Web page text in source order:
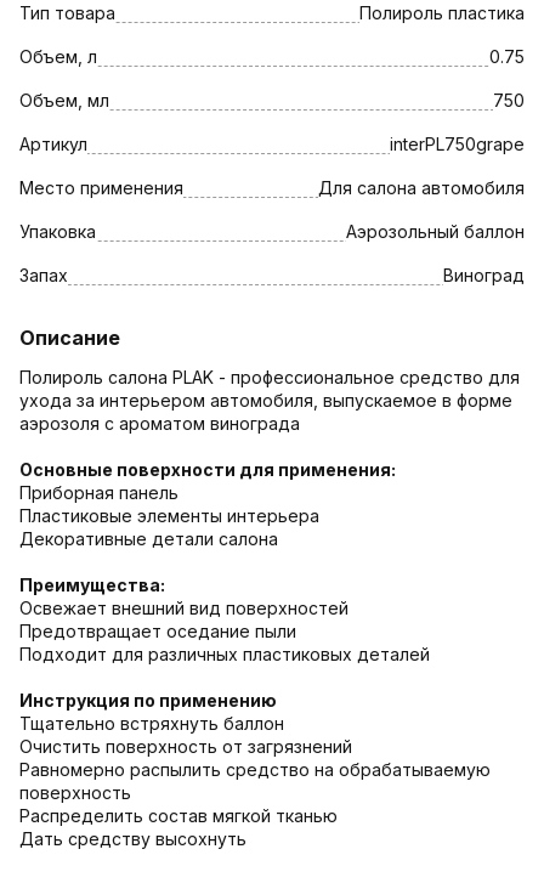
Тип товара Полироль пластика
Объем, л 0.75
Объем, мл 750
Артикул interPL750grape
Место применения Для салона автомобиля
Упаковка Аэрозольный баллон
Запах Виноград
Описание
Полироль салона PLAK - профессиональное средство для
ухода за интерьером автомобиля, выпускаемое в форме
аэрозоля с ароматом винограда
Основные поверхности для применения:
Приборная панель
Пластиковые элементы интерьера
Декоративные детали салона
Преимущества:
Освежает внешний вид поверхностей
Предотвращает оседание пыли
Подходит для различных пластиковых деталей
Инструкция по применению
Тщательно встряхнуть баллон
Очистить поверхность от загрязнений
Равномерно распылить средство на обрабатываемую
поверхность
Распределить состав мягкой тканью
Дать средству высохнуть